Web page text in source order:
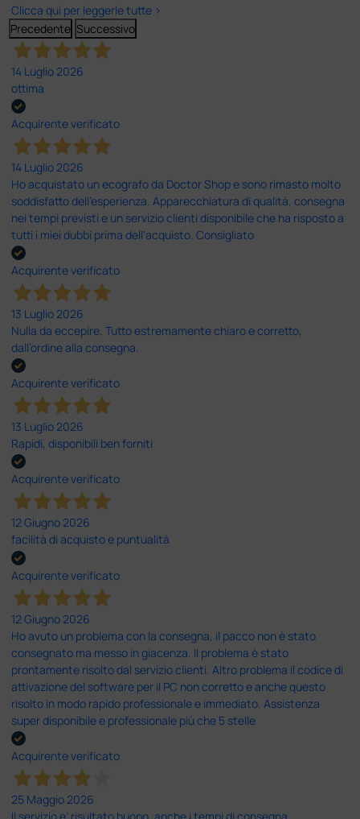
Clicca qui per leggerle tutte >
Precedente Successivo
14 Luglio 2026
ottima
Acquirente verificato
14 Luglio 2026
Ho acquistato un ecografo da Doctor Shop e sono rimasto molto
soddisfatto dell'esperienza. Apparecchiatura di qualità, consegna
nei tempi previsti e un servizio clienti disponibile che ha risposto a
tutti i miei dubbi prima dell'acquisto. Consigliato
Acquirente verificato
13 Luglio 2026
Nulla da eccepire. Tutto estremamente chiaro e corretto,
dall’ordine alla consegna.
Acquirente verificato
13 Luglio 2026
Rapidi, disponibili ben forniti
Acquirente verificato
12 Giugno 2026
facilità di acquisto e puntualità
Acquirente verificato
12 Giugno 2026
Ho avuto un problema con la consegna, il pacco non è stato
consegnato ma messo in giacenza. Il problema è stato
prontamente risolto dal servizio clienti. Altro problema il codice di
attivazione del software per il PC non corretto e anche questo
risolto in modo rapido professionale e immediato. Assistenza
super disponibile e professionale più che 5 stelle
Acquirente verificato
25 Maggio 2026